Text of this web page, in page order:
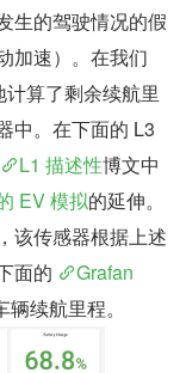
生的驾驶情况的假
加速）。在我们
算了剩余续航里
中。在下面的 L3
L1 描述性博文中
EV 模拟的延伸。
该传感器根据上述
面的
Grafan
续航里程。